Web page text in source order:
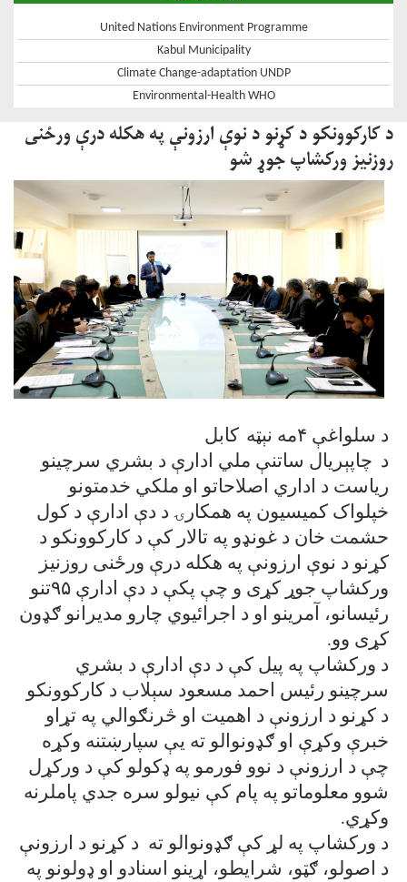
United Nations Environment Programme
Kabul Municipality
Climate Change-adaptation UNDP
Environmental-Health WHO
د کارکوونکو د کړنو د نوې ارزونې په هکله درې ورځنی
روزنیز ورکشاپ جوړ شو
د سلواغې ۴مه نېټه کابل
د چاپېریال ساتنې ملي ادارې د بشري سرچینو
ریاست د اداري اصلاحاتو او ملکي خدمتونو
خپلواک کمیسیون په همکارۍ د دې ادارې د کول
حشمت خان د غونډو په تالار کې د کارکوونکو د
کړنو د نوې ارزونې په هکله درې ورځنی روزنیز
ورکشاپ جوړ کړی و چې پکې د دې ادارې ۹۵تنو
رئیسانو، آمرینو او د اجرائیوي چارو مدیرانو ګډون
کړی وو.
د ورکشاپ په پيل کې د دې ادارې د بشري
سرچینو رئیس احمد مسعود سېلاب د کارکوونکو
د کړنو د ارزونې د اهمیت او څرنګوالي په تړاو
خبرې وکړې او ګډونوالو ته یې سپارښتنه وکړه
چې د ارزونې د نوو فورمو په ډکولو کې د ورکړل
شوو معلوماتو په پام کې نیولو سره جدي پاملرنه
وکړي.
د ورکشاپ په لړ کې ګډونوالو ته د کړنو د ارزونې
د اصولو، ګټو، شرایطو، اړینو اسنادو او ډولونو په